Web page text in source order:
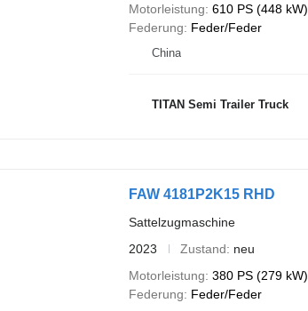
Motorleistung 610 PS (448 kW)
Federung
Feder/Feder
China
TITAN Semi Trailer Truck
FAW 4181P2K15 RHD
Sattelzugmaschine
2023
Zustand
neu
Motorleistung 380 PS (279 kW)
Federung
Feder/Feder